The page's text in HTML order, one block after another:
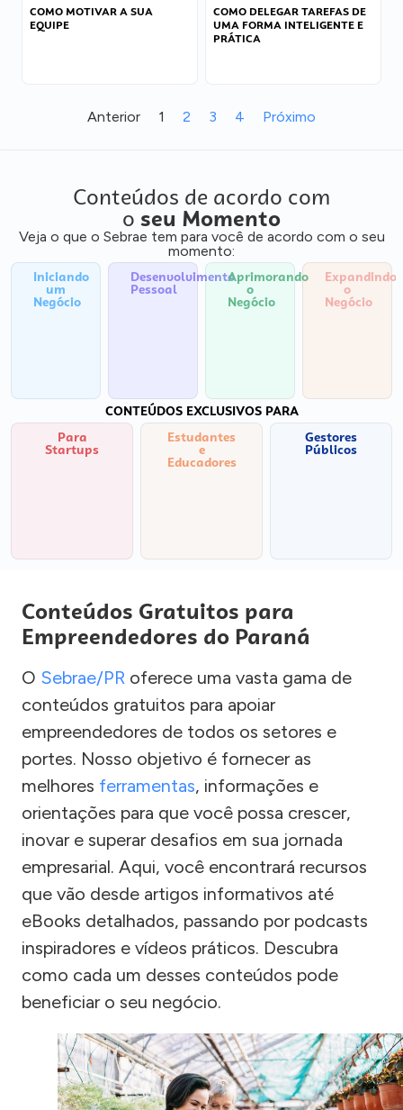
COMO MOTIVAR A SUA
EQUIPE
COMO DELEGAR TAREFAS DE
UMA FORMA INTELIGENTE E
PRÁTICA
Anterior 1 2 3 4 Próximo
Conteúdos de acordo com
o seu Momento
Veja o que o Sebrae tem para você de acordo com o seu
momento:
Iniciando
um
Negócio
Desenvolvimento
Pessoal
Aprimorando
o
Negócio
Expandindo
o
Negócio
CONTEÚDOS EXCLUSIVOS PARA
Para
Startups
Estudantes
e
Educadores
Gestores
Públicos
Conteúdos Gratuitos para
Empreendedores do Paraná
O Sebrae/PR oferece uma vasta gama de
conteúdos gratuitos para apoiar
empreendedores de todos os setores e
portes. Nosso objetivo é fornecer as
melhores ferramentas, informações e
orientações para que você possa crescer,
inovar e superar desafios em sua jornada
empresarial. Aqui, você encontrará recursos
que vão desde artigos informativos até
eBooks detalhados, passando por podcasts
inspiradores e vídeos práticos. Descubra
como cada um desses conteúdos pode
beneficiar o seu negócio.